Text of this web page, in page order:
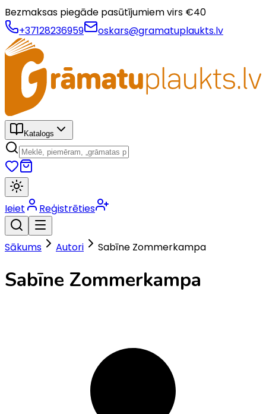
Bezmaksas piegāde pasūtījumiem virs €40
+37128236959
oskars@gramatuplaukts.lv
Katalogs
Ieiet Reģistrēties
Sākums Autori Sabīne Zommerkampa
Sabīne Zommerkampa